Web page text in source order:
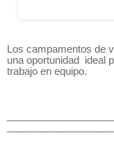
Los campamentos de
una oportunidad ideal
trabajo en equipo.